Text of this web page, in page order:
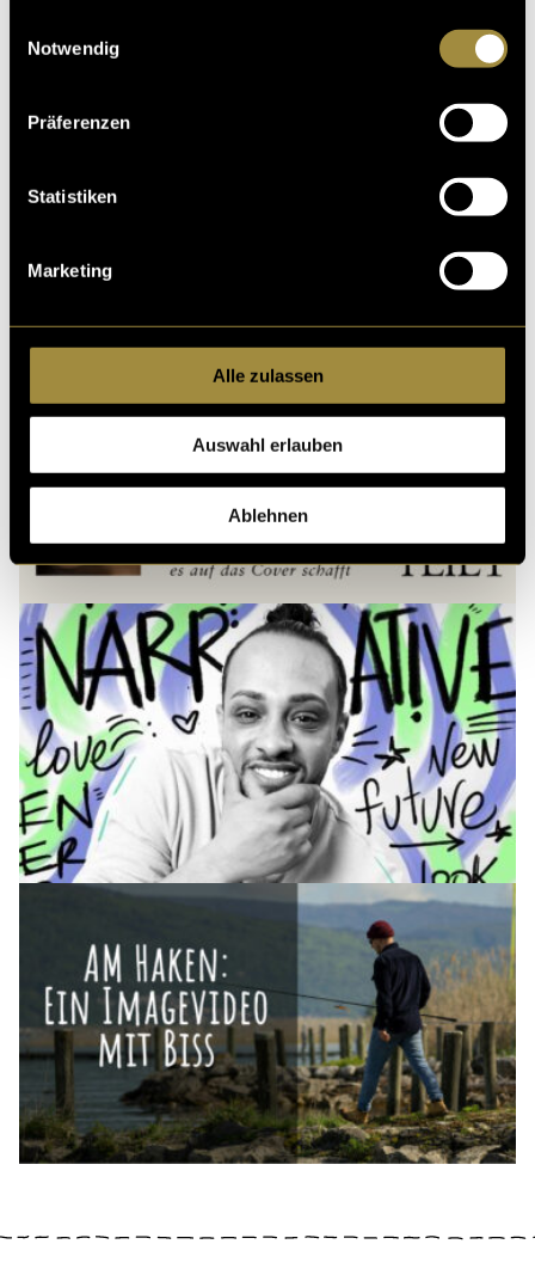
Notwendig
Präferenzen
Statistiken
Marketing
Alle zulassen
Auswahl erlauben
Ablehnen
Ähnliche Artikel